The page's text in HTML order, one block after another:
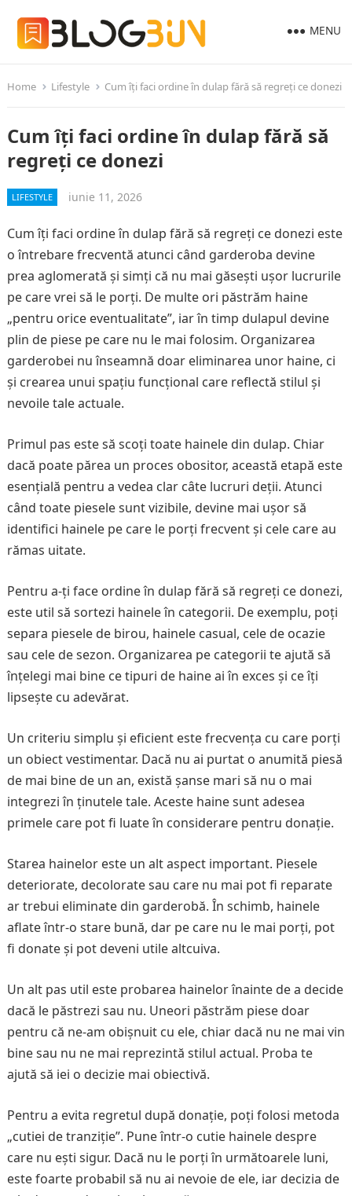
MENU
Home Lifestyle Cum îți faci ordine în dulap fără să regreți ce donezi
Cum îți faci ordine în dulap fără să
regreți ce donezi
LIFESTYLE iunie 11, 2026
Cum îți faci ordine în dulap fără să regreți ce donezi este
o întrebare frecventă atunci când garderoba devine
prea aglomerată și simți că nu mai găsești ușor lucrurile
pe care vrei să le porți. De multe ori păstrăm haine
„pentru orice eventualitate”, iar în timp dulapul devine
plin de piese pe care nu le mai folosim. Organizarea
garderobei nu înseamnă doar eliminarea unor haine, ci
și crearea unui spațiu funcțional care reflectă stilul și
nevoile tale actuale.
Primul pas este să scoți toate hainele din dulap. Chiar
dacă poate părea un proces obositor, această etapă este
esențială pentru a vedea clar câte lucruri deții. Atunci
când toate piesele sunt vizibile, devine mai ușor să
identifici hainele pe care le porți frecvent și cele care au
rămas uitate.
Pentru a-ți face ordine în dulap fără să regreți ce donezi,
este util să sortezi hainele în categorii. De exemplu, poți
separa piesele de birou, hainele casual, cele de ocazie
sau cele de sezon. Organizarea pe categorii te ajută să
înțelegi mai bine ce tipuri de haine ai în exces și ce îți
lipsește cu adevărat.
Un criteriu simplu și eficient este frecvența cu care porți
un obiect vestimentar. Dacă nu ai purtat o anumită piesă
de mai bine de un an, există șanse mari să nu o mai
integrezi în ținutele tale. Aceste haine sunt adesea
primele care pot fi luate în considerare pentru donație.
Starea hainelor este un alt aspect important. Piesele
deteriorate, decolorate sau care nu mai pot fi reparate
ar trebui eliminate din garderobă. În schimb, hainele
aflate într-o stare bună, dar pe care nu le mai porți, pot
fi donate și pot deveni utile altcuiva.
Un alt pas util este probarea hainelor înainte de a decide
dacă le păstrezi sau nu. Uneori păstrăm piese doar
pentru că ne-am obișnuit cu ele, chiar dacă nu ne mai vin
bine sau nu ne mai reprezintă stilul actual. Proba te
ajută să iei o decizie mai obiectivă.
Pentru a evita regretul după donație, poți folosi metoda
„cutiei de tranziție”. Pune într-o cutie hainele despre
care nu ești sigur. Dacă nu le porți în următoarele luni,
este foarte probabil să nu ai nevoie de ele, iar decizia de